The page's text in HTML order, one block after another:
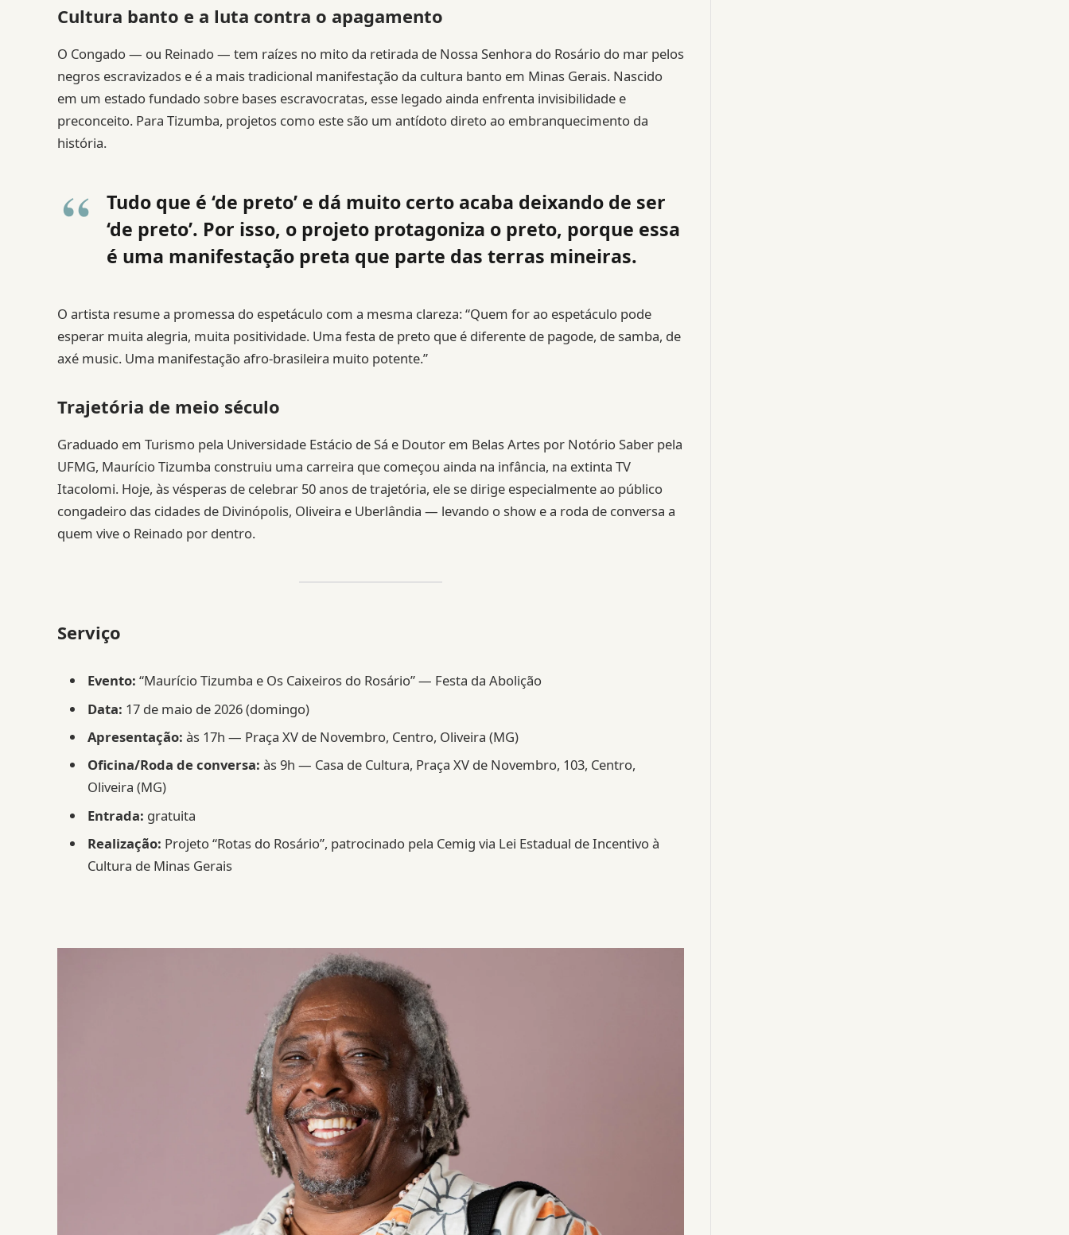
Cultura banto e a luta contra o apagamento
O Congado — ou Reinado — tem raízes no mito da retirada de Nossa Senhora do Rosário do mar pelos
negros escravizados e é a mais tradicional manifestação da cultura banto em Minas Gerais. Nascido
em um estado fundado sobre bases escravocratas, esse legado ainda enfrenta invisibilidade e
preconceito. Para Tizumba, projetos como este são um antídoto direto ao embranquecimento da
história.
Tudo que é ‘de preto’ e dá muito certo acaba deixando de ser
‘de preto’. Por isso, o projeto protagoniza o preto, porque essa
é uma manifestação preta que parte das terras mineiras.
O artista resume a promessa do espetáculo com a mesma clareza: “Quem for ao espetáculo pode
esperar muita alegria, muita positividade. Uma festa de preto que é diferente de pagode, de samba, de
axé music. Uma manifestação afro-brasileira muito potente.”
Trajetória de meio século
Graduado em Turismo pela Universidade Estácio de Sá e Doutor em Belas Artes por Notório Saber pela
UFMG, Maurício Tizumba construiu uma carreira que começou ainda na infância, na extinta TV
Itacolomi. Hoje, às vésperas de celebrar 50 anos de trajetória, ele se dirige especialmente ao público
congadeiro das cidades de Divinópolis, Oliveira e Uberlândia — levando o show e a roda de conversa a
quem vive o Reinado por dentro.
Serviço
Evento: “Maurício Tizumba e Os Caixeiros do Rosário” — Festa da Abolição
Data: 17 de maio de 2026 (domingo)
Apresentação: às 17h — Praça XV de Novembro, Centro, Oliveira (MG)
Oficina/Roda de conversa: às 9h — Casa de Cultura, Praça XV de Novembro, 103, Centro,
Oliveira (MG)
Entrada: gratuita
Realização: Projeto “Rotas do Rosário”, patrocinado pela Cemig via Lei Estadual de Incentivo à
Cultura de Minas Gerais